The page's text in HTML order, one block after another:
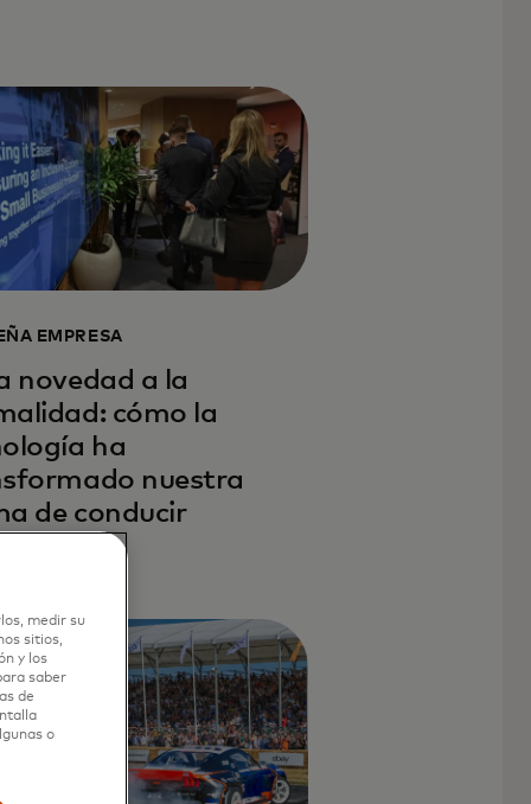
EMPRESA
novedad a la
cómo la
ha
nuestra
de conducir
medir su
sitios,
y los
saber
de
o